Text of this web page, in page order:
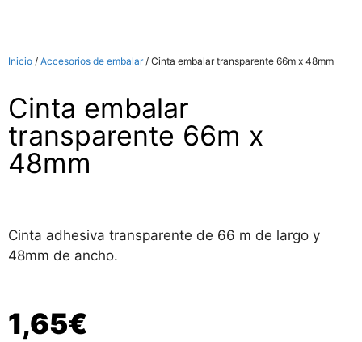
Inicio / Accesorios de embalar/ Cinta embalar transparente 66m x 48mm
Cinta embalar
transparente 66m x
48mm
Cinta adhesiva transparente de 66 m de largo y
48mm de ancho.
1,65€